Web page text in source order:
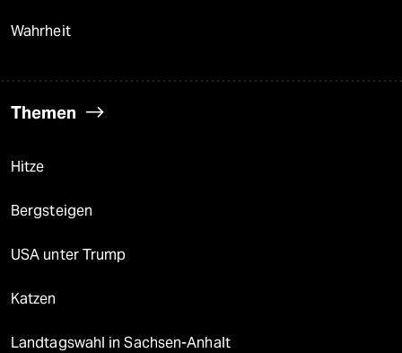
Wahrheit
Themen
Hitze
Bergsteigen
USA unter Trump
Katzen
Landtagswahl in Sachsen-Anhalt